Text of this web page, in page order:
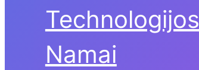
Technologijos
Namai